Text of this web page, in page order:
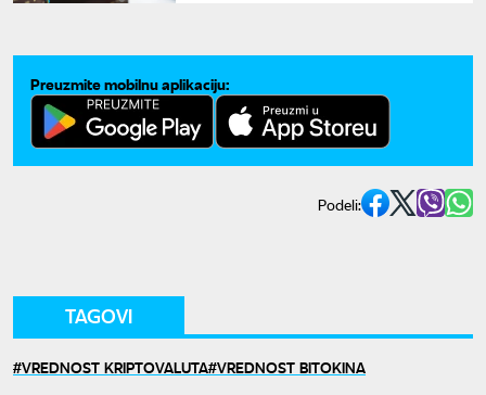
Preuzmite mobilnu aplikaciju:
Podeli:
TAGOVI
VREDNOST KRIPTOVALUTA VREDNOST BITOKINA